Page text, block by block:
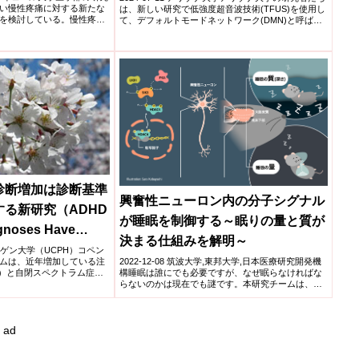
慢性疼痛に対する新たな
検討している。慢性疼痛
は、新しい研究で低強度超音波技術(TFUS)を使用し
て、デフォルトモードネットワーク(DMN)と呼ば
増加は診断基準
る新研究（ADHD
Have
Points to
as an
ン大学（UCPH）コペン
は、近年増加している注
と自閉スペクトラム症
興奮性ニューロン内の分子シグナル
が睡眠を制御する～眠りの量と質が
決まる仕組みを解明～
2022-12-08 筑波大学,東邦大学,日本医療研究開発機
構睡眠は誰にでも必要ですが、なぜ眠らなければな
らないのかは現在でも謎です。本研究チームは、こ
の謎を解...
ad